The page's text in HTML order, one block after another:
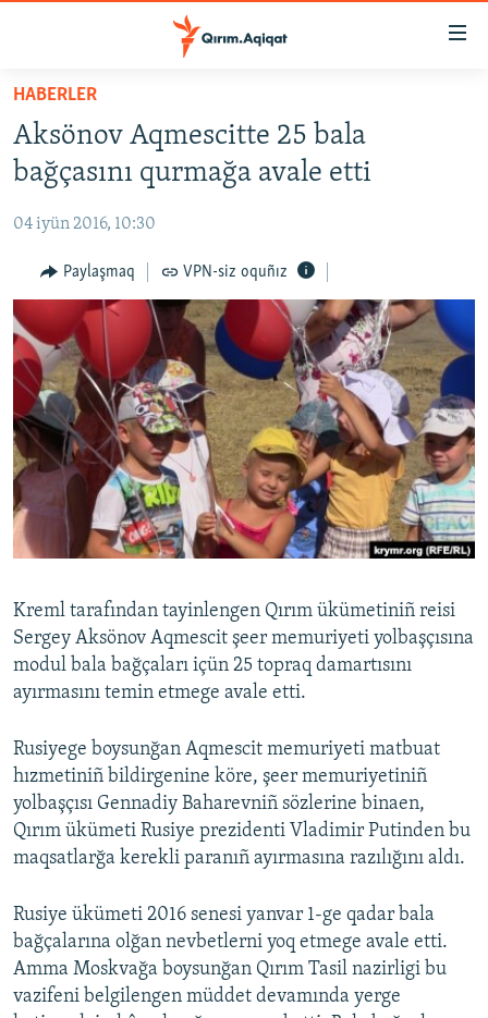
Esas
qaytmaq
Baş
navigatsiyağa
qaytmaq
qaytmaq
HABERLER
SİYASET
İQTİSADİYAT
CEMİYET
MEDENİYET
İNSAN AQLARI
VİDEO
SÜRET
BLOGLAR
FİKİR
Русский
Українською
QOŞULIÑIZ!
HABERLER
Aksönov Aqmescitte 25 bala
bağçasını qurmağa avale etti
04 iyün 2016, 10:30
Paylaşmaq VPN-siz oquñız
Kreml tarafından tayinlengen Qırım ükümetiniñ reisi
Sergey Aksönov Aqmescit şeer memuriyeti yolbaşçısına
modul bala bağçaları içün 25 topraq damartısını
ayırmasını temin etmege avale etti.
Rusiyege boysunğan Aqmescit memuriyeti matbuat
hızmetiniñ bildirgenine köre, şeer memuriyetiniñ
yolbaşçısı Gennadiy Baharevniñ sözlerine binaen,
Qırım ükümeti Rusiye prezidenti Vladimir Putinden bu
maqsatlarğa kerekli paranıñ ayırmasına razılığını aldı.
Rusiye ükümeti 2016 senesi yanvar 1-ge qadar bala
bağçalarına olğan nevbetlerni yoq etmege avale etti.
Amma Moskvağa boysunğan Qırım Tasil nazirligi bu
vazifeni belgilengen müddet devamında yerge